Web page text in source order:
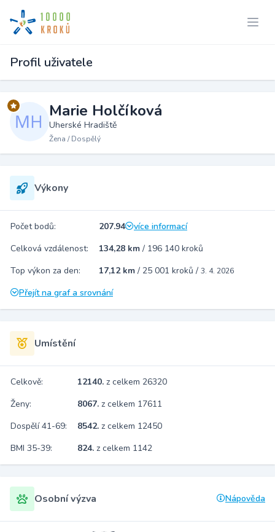
Profil uživatele
Marie Holčíková
Uherské Hradiště
Žena / Dospělý
Výkony
Počet bodů: 207.94
více informací
Celková vzdálenost:
134,28 km / 196 140 kroků
Top výkon za den:
17,12 km / 25 001 kroků / 3. 4. 2026
Přejít na graf a srovnání
Umístění
Celkově: 12140. z celkem 26320
Ženy:
8067. z celkem 17611
Dospělí 41-69:
8542. z celkem 12450
BMI 35-39:
824. z celkem 1142
Osobní výzva Nápověda